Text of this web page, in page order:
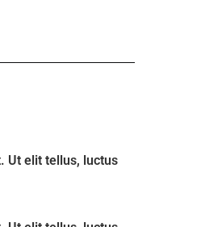
Ut elit tellus, luctus